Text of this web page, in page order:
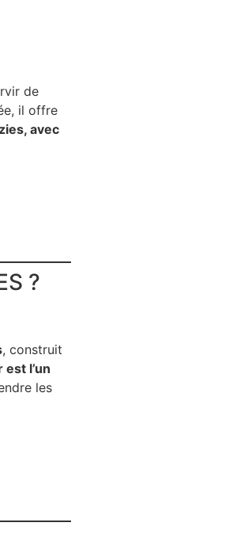
de
il offre
avec
?
, construit
est l’un
les